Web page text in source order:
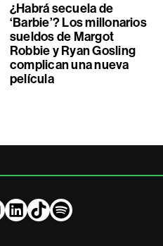
¿Habrá secuela de
‘Barbie’? Los millonarios
sueldos de Margot
Robbie y Ryan Gosling
complican una nueva
película